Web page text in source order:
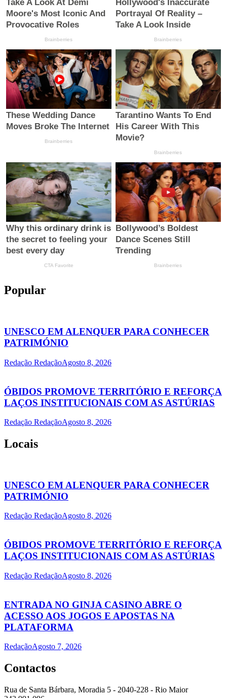
Popular
UNESCO EM ALENQUER PARA CONHECER
PATRIMÓNIO
Redação RedaçãoAgosto 8, 2026
ÓBIDOS PROMOVE TERRITÓRIO E REFORÇA
LAÇOS INSTITUCIONAIS COM AS ASTÚRIAS
Redação RedaçãoAgosto 8, 2026
Locais
UNESCO EM ALENQUER PARA CONHECER
PATRIMÓNIO
Redação RedaçãoAgosto 8, 2026
ÓBIDOS PROMOVE TERRITÓRIO E REFORÇA
LAÇOS INSTITUCIONAIS COM AS ASTÚRIAS
Redação RedaçãoAgosto 8, 2026
ENTRADA NO GINJA CASINO ABRE O
ACESSO AOS JOGOS E APOSTAS NA
PLATAFORMA
RedaçãoAgosto 7, 2026
Contactos
Rua de Santa Bárbara, Moradia 5 - 2040-228 - Rio Maior